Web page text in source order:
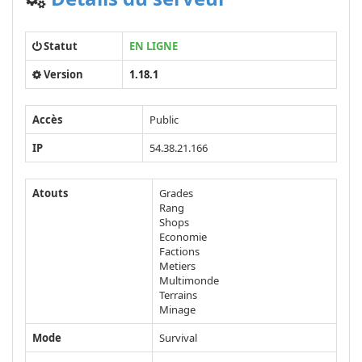
Statut
EN LIGNE
Version
1.18.1
Accès
Public
IP
54.38.21.166
Atouts
Grades
Rang
Shops
Economie
Factions
Metiers
Multimonde
Terrains
Minage
Mode
Survival